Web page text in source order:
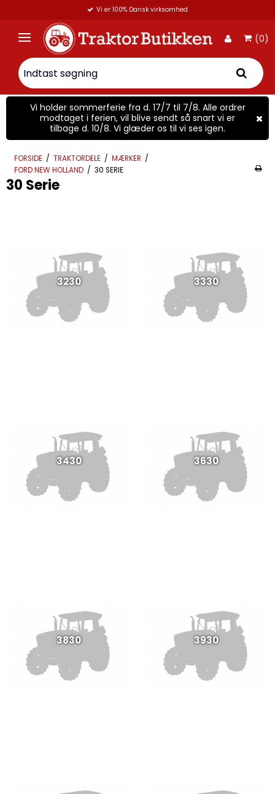
Vi er 100% Dansk virksomhed
(0)
Vi holder sommerferie fra d. 17/7 til 7/8. Alle ordrer
modtaget i ferien, vil blive sendt så snart vi er
tilbage d. 10/8. Vi glæder os til vi ses igen.
FORSIDE / TRAKTORDELE / MÆRKER /
FORD NEW HOLLAND / 30 SERIE
30 Serie
3230 3330
3430 3630
3830 3930